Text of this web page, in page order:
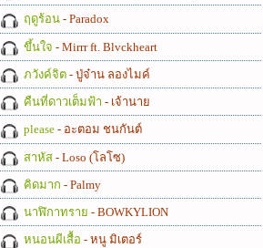
ฤดูร้อน - Paradox
ขึ้นใจ - Mirrr ft. Blvckheart
ภวังค์จิต - ปู่จ๋าน ลองไมค์
คืนที่ดาวเต็มฟ้า - เจ้านาย
please - อะตอม ชนกันต์
สาหัส - Loso (โลโซ)
คิดมาก - Palmy
นาฬิกาทราย - BOWKYLION
หนอนผีเสื้อ - หนู มิเตอร์